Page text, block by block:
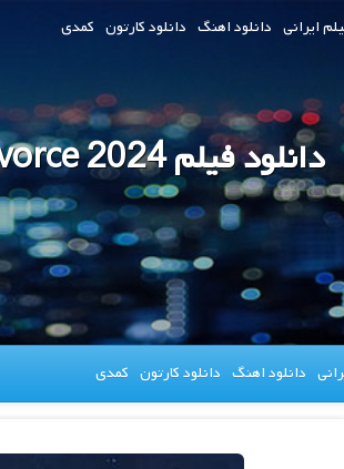
ایرانی دانلود اهنگ دانلود کارتون کمدی
دانلود فیلم Andrea Gets a Divorce 2024
دانلود اهنگ دانلود کارتون کمدی